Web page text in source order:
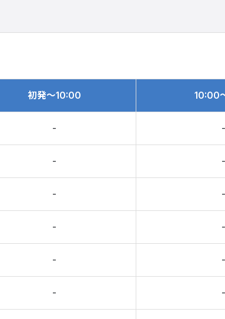
初発～10:00 10:00
- -
- -
- -
- -
- -
- -